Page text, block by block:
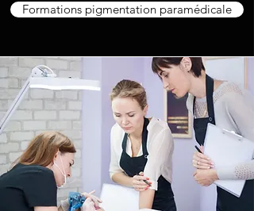
Formations pigmentation paramédicale